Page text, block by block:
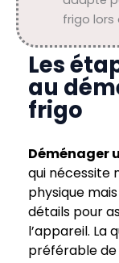
frigo lors
Les
au
frigo
Déménager
qui nécessite
physique
détails pour
l’appareil. La
préférable de